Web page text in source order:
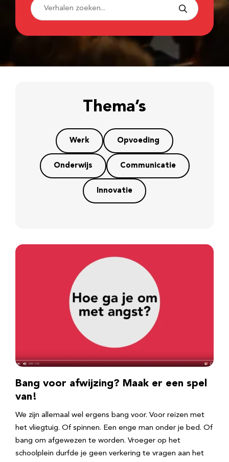
Thema’s
Werk Opvoeding
Onderwijs Communicatie
Innovatie
Bang voor afwijzing? Maak er een spel
van!
We zijn allemaal wel ergens bang voor. Voor reizen met
het vliegtuig. Of spinnen. Een enge man onder je bed. Of
bang om afgewezen te worden. Vroeger op het
schoolplein durfde je geen verkering te vragen aan het